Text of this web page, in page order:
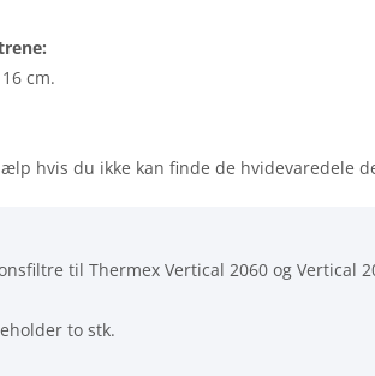
cm.
hvis du ikke kan finde de hvidevaredele
til Thermex Vertical 2060 og Vertical
to stk.